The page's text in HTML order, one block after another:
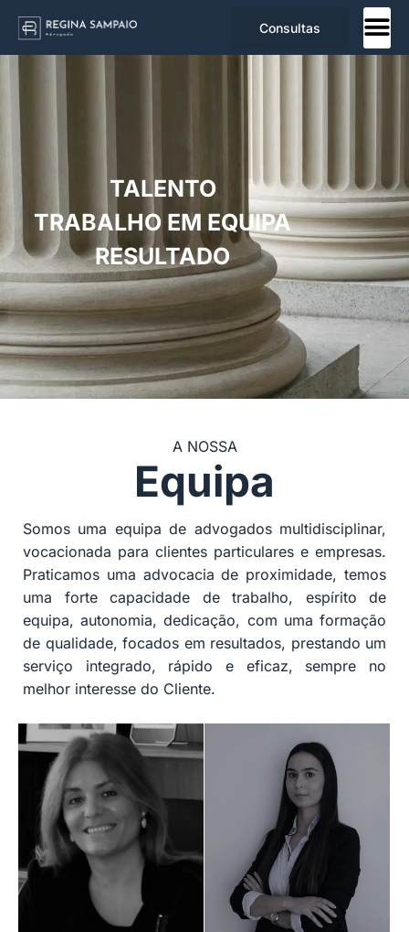
Consultas
TALENTO
TRABALHO EM EQUIPA
RESULTADO
A NOSSA
Equipa
Somos uma equipa de advogados multidisciplinar,
vocacionada para clientes particulares e empresas.
Praticamos uma advocacia de proximidade, temos
uma forte capacidade de trabalho, espírito de
equipa, autonomia, dedicação, com uma formação
de qualidade, focados em resultados, prestando um
serviço integrado, rápido e eficaz, sempre no
melhor interesse do Cliente.